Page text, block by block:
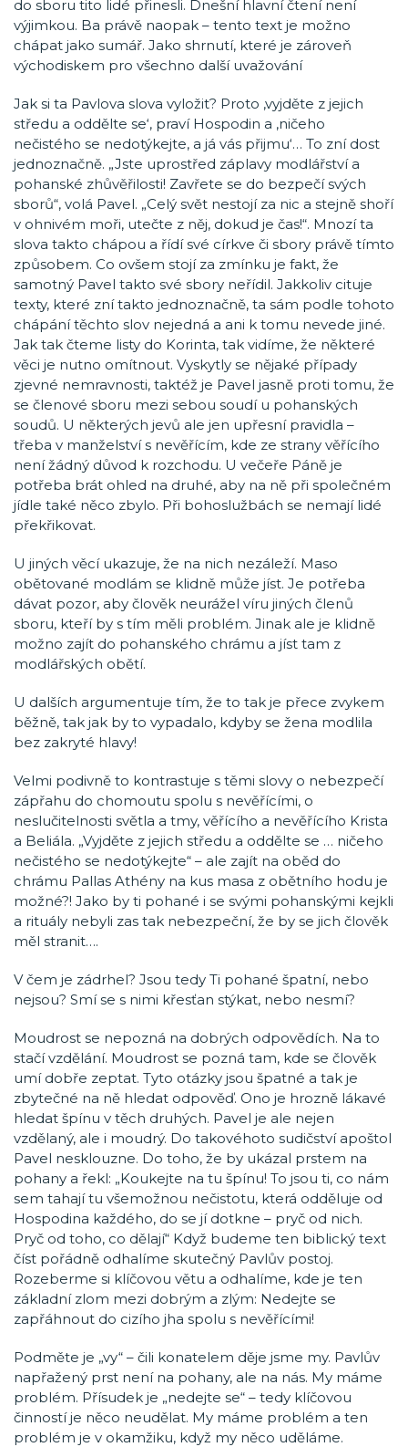
do sboru tito lidé přinesli. Dnešní hlavní čtení není
výjimkou. Ba právě naopak – tento text je možno
chápat jako sumář. Jako shrnutí, které je zároveň
východiskem pro všechno další uvažování
Jak si ta Pavlova slova vyložit? Proto ‚vyjděte z jejich
středu a oddělte se‘, praví Hospodin a ‚ničeho
nečistého se nedotýkejte, a já vás přijmu‘… To zní dost
jednoznačně. „Jste uprostřed záplavy modlářství a
pohanské zhůvěřilosti! Zavřete se do bezpečí svých
sborů“, volá Pavel. „Celý svět nestojí za nic a stejně shoří
v ohnivém moři, utečte z něj, dokud je čas!“. Mnozí ta
slova takto chápou a řídí své církve či sbory právě tímto
způsobem. Co ovšem stojí za zmínku je fakt, že
samotný Pavel takto své sbory neřídil. Jakkoliv cituje
texty, které zní takto jednoznačně, ta sám podle tohoto
chápání těchto slov nejedná a ani k tomu nevede jiné.
Jak tak čteme listy do Korinta, tak vidíme, že některé
věci je nutno omítnout. Vyskytly se nějaké případy
zjevné nemravnosti, taktéž je Pavel jasně proti tomu, že
se členové sboru mezi sebou soudí u pohanských
soudů. U některých jevů ale jen upřesní pravidla –
třeba v manželství s nevěřícím, kde ze strany věřícího
není žádný důvod k rozchodu. U večeře Páně je
potřeba brát ohled na druhé, aby na ně při společném
jídle také něco zbylo. Při bohoslužbách se nemají lidé
překřikovat.
U jiných věcí ukazuje, že na nich nezáleží. Maso
obětované modlám se klidně může jíst. Je potřeba
dávat pozor, aby člověk neurážel víru jiných členů
sboru, kteří by s tím měli problém. Jinak ale je klidně
možno zajít do pohanského chrámu a jíst tam z
modlářských obětí.
U dalších argumentuje tím, že to tak je přece zvykem
běžně, tak jak by to vypadalo, kdyby se žena modlila
bez zakryté hlavy!
Velmi podivně to kontrastuje s těmi slovy o nebezpečí
zápřahu do chomoutu spolu s nevěřícími, o
neslučitelnosti světla a tmy, věřícího a nevěřícího Krista
a Beliála. „Vyjděte z jejich středu a oddělte se … ničeho
nečistého se nedotýkejte“ – ale zajít na oběd do
chrámu Pallas Athény na kus masa z obětního hodu je
možné?! Jako by ti pohané i se svými pohanskými kejkli
a rituály nebyli zas tak nebezpeční, že by se jich člověk
měl stranit….
V čem je zádrhel? Jsou tedy Ti pohané špatní, nebo
nejsou? Smí se s nimi křesťan stýkat, nebo nesmí?
Moudrost se nepozná na dobrých odpovědích. Na to
stačí vzdělání. Moudrost se pozná tam, kde se člověk
umí dobře zeptat. Tyto otázky jsou špatné a tak je
zbytečné na ně hledat odpověď. Ono je hrozně lákavé
hledat špínu v těch druhých. Pavel je ale nejen
vzdělaný, ale i moudrý. Do takovéhoto sudičství apoštol
Pavel nesklouzne. Do toho, že by ukázal prstem na
pohany a řekl: „Koukejte na tu špínu! To jsou ti, co nám
sem tahají tu všemožnou nečistotu, která odděluje od
Hospodina každého, do se jí dotkne – pryč od nich.
Pryč od toho, co dělají“ Když budeme ten biblický text
číst pořádně odhalíme skutečný Pavlův postoj.
Rozeberme si klíčovou větu a odhalíme, kde je ten
základní zlom mezi dobrým a zlým: Nedejte se
zapřáhnout do cizího jha spolu s nevěřícími!
Podměte je „vy“ – čili konatelem děje jsme my. Pavlův
napřažený prst není na pohany, ale na nás. My máme
problém. Přísudek je „nedejte se“ – tedy klíčovou
činností je něco neudělat. My máme problém a ten
problém je v okamžiku, když my něco uděláme.